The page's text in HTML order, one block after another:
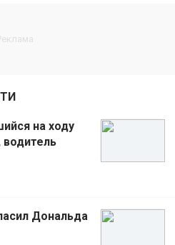
на ходу
водитель
Дональда